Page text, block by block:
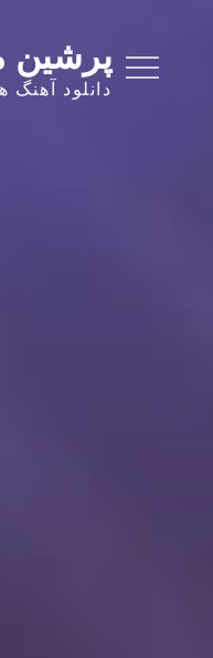
content
پرشین
دانلود آهنگ